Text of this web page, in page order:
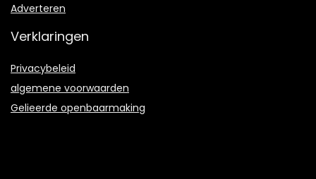
Adverteren
Verklaringen
Privacybeleid
algemene voorwaarden
Gelieerde openbaarmaking